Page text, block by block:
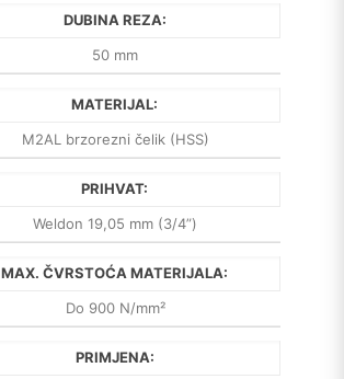
DUBINA REZA:
50 mm
MATERIJAL:
M2AL brzorezni čelik (HSS)
PRIHVAT:
Weldon 19,05 mm (3/4”)
MAX. ČVRSTOĆA MATERIJALA:
Do 900 N/mm²
PRIMJENA: